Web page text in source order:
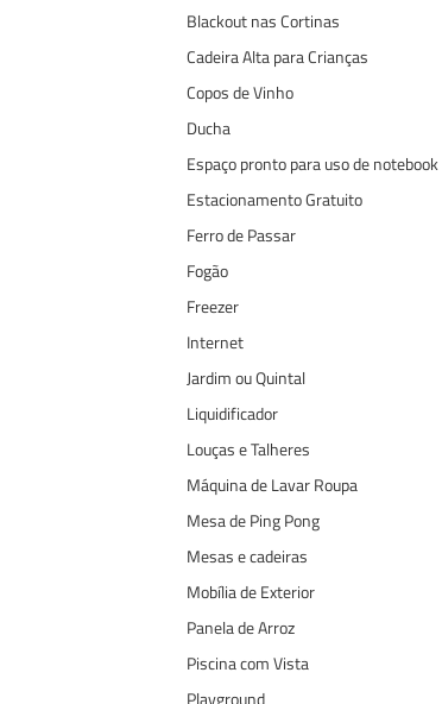
Blackout nas Cortinas
Cadeira Alta para Crianças
Copos de Vinho
Ducha
Espaço pronto para uso de notebook
Estacionamento Gratuito
Ferro de Passar
Fogão
Freezer
Internet
Jardim ou Quintal
Liquidificador
Louças e Talheres
Máquina de Lavar Roupa
Mesa de Ping Pong
Mesas e cadeiras
Mobília de Exterior
Panela de Arroz
Piscina com Vista
Playground